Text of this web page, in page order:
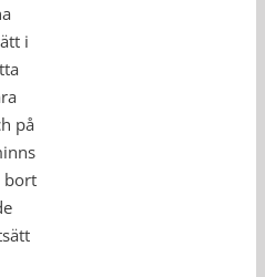
i
på
bort